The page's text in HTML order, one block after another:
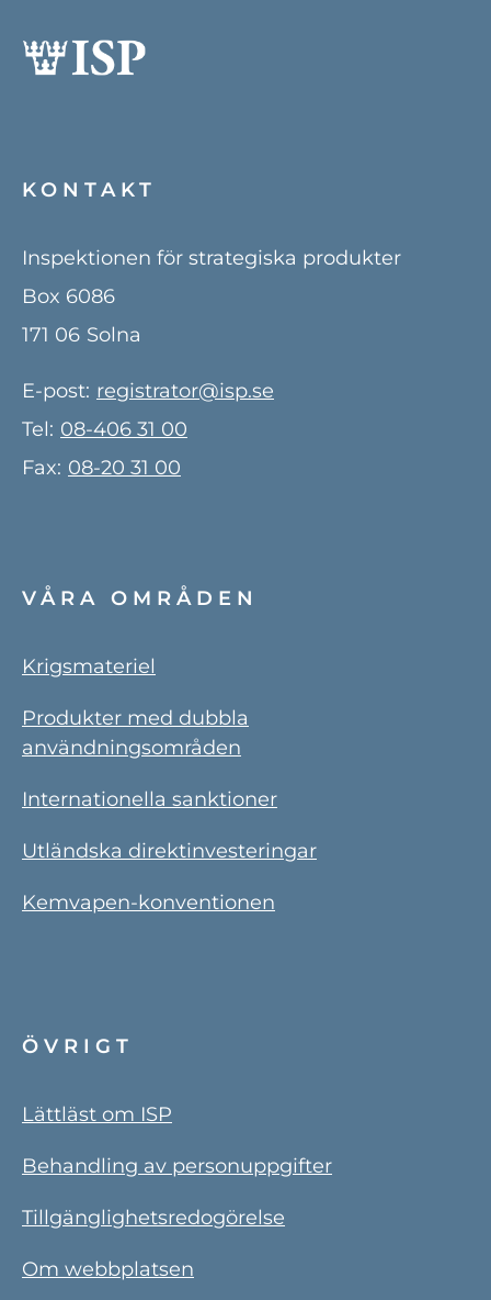
KONTAKT
Inspektionen för strategiska produkter
Box 6086
171 06 Solna
E-post: registrator@isp.se
Tel: 08-406 31 00
Fax: 08-20 31 00
VÅRA OMRÅDEN
Krigsmateriel
Produkter med dubbla
användningsområden
Internationella sanktioner
Utländska direktinvesteringar
Kemvapen-konventionen
ÖVRIGT
Lättläst om ISP
Behandling av personuppgifter
Tillgänglighetsredogörelse
Om webbplatsen